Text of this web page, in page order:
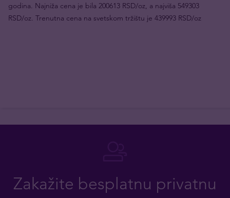
godina. Najniža cena je bila 200613 RSD/oz, a najviša 549303
RSD/oz. Trenutna cena na svetskom tržištu je 439993 RSD/oz
Zakažite besplatnu privatnu